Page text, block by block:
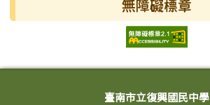
無障礙標章
頁尾區域內容臺南市立復興國民中學